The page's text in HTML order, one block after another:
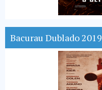
Bacurau Dublado 2019